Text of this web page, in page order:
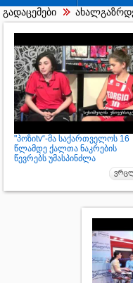
გადაცემები
"პოზიtv“-მა საქართველოს 16
წლამდე ქალთა ნაკრების
წევრებს უმასპინძლა